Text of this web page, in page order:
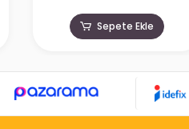
Sepete Ekle